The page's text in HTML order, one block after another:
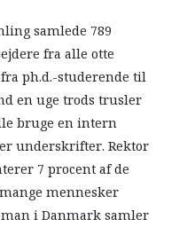
samlede 789
fra alle otte
ph.d.-studerende til
en uge trods trusler
bruge en intern
underskrifter. Rektor
7 procent af de
mennesker
i Danmark samler